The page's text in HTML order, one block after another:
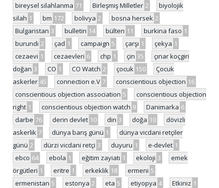
bireysel silahlanma 71 Birleşmiş Milletler 2
biyolojik
silah 1 bm 172 bolivya 2 bosna hersek 2
Bulgaristan 3 bulletin 14 bülten 11 burkina faso 1
burundi 2 çad 1 campaign 5 çarşı 1 çekya 1
cezaevi 1 cezaevleri 6 chp 1 çin 35
çınar koçgiri
doğan 3 CO 1 CO Watch 2 çocuk 150
Çocuk
askerler 45 connection e.V 7 conscientious objection 16
conscientious objection association 5
conscientious objection
right 1 conscientious objection watch 9 Danimarka 6
darbe 76 derin devlet 10 din 3 doğa 10
dövizli
askerlik 7 dünya barış günü 1
dünya vicdani retçiler
günü 2 dürzi vicdani retçi 3 duyuru 1 e-devlet 1
ebco 64 ebola 1 eğitim zayiatı 1 ekoloji 3
emek
örgütleri 1 eritre 1 erkeklik 18 ermeni 5
ermenistan 5 estonya 2 eta 5 etiyopya 4 Etkiniz 1